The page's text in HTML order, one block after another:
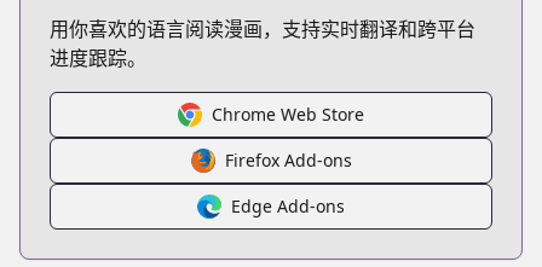
用你喜欢的语言阅读漫画，支持实时翻译和跨平台
进度跟踪。
Chrome Web Store
Firefox Add-ons
Edge Add-ons